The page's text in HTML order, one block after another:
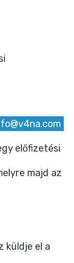
előfizetési
majd az
küldje el a